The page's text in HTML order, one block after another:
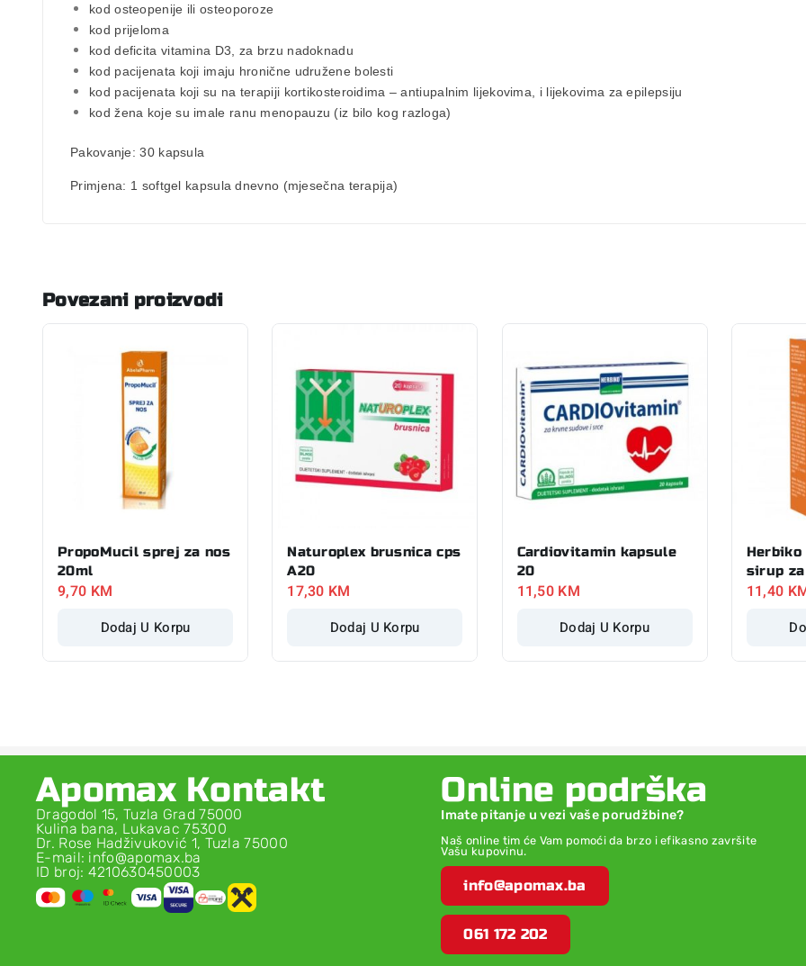
kod osteopenije ili osteoporoze
kod prijeloma
kod deficita vitamina D3, za brzu nadoknadu
kod pacijenata koji imaju hronične udružene bolesti
kod pacijenata koji su na terapiji kortikosteroidima – antiupalnim lijekovima, i lijekovima za epilepsiju
kod žena koje su imale ranu menopauzu (iz bilo kog razloga)
Pakovanje: 30 kapsula
Primjena: 1 softgel kapsula dnevno (mjesečna terapija)
Povezani proizvodi
PropoMucil sprej za nos
20ml
9,70 KM
Dodaj U Korpu
Naturoplex brusnica cps
A20
17,30 KM
Dodaj U Korpu
Cardiovitamin kapsule
20
11,50 KM
Dodaj U Korpu
sirup za
11,40
Apomax Kontakt
Dragodol 15, Tuzla Grad 75000
Kulina bana, Lukavac 75300
Dr. Rose Hadživuković 1, Tuzla 75000
E-mail: info@apomax.ba
ID broj: 4210630450003
Online podrška
Imate pitanje u vezi vaše porudžbine?
Naš online tim će Vam pomoći da brzo i efikasno završite
Vašu kupovinu.
info@apomax.ba
061 172 202